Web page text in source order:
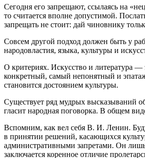
Сегодня его запрещают, ссылаясь на
то считается вполне допустимой.
запрещать не стоит: дай чиновнику
Совсем другой подход должен быть у
народовластия, языка, культуры и
О критериях. Искусство и литература
конкретный, самый непонятный и
становится достоянием культуры.
Существует ряд мудрых высказываний
гласит народная поговорка. В общем
Вспомним, как вел себя В. И. Ленин.
в принятии решений, касающихся
административными запретами. Он
заключается коренное отличие